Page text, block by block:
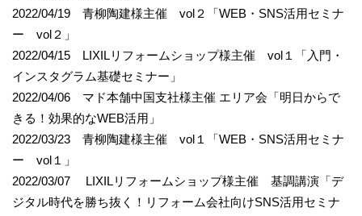
2022/04/19 青柳陶建様主催 vol２「WEB・SNS活用セミナ
ー vol２」
2022/04/15 LIXILリフォームショップ様主催 vol１「入門・
インスタグラム基礎セミナー」
2022/04/06 マド本舗中国支社様主催 エリア会「明日からで
きる！効果的なWEB活用」
2022/03/23 青柳陶建様主催 vol１「WEB・SNS活用セミナ
ー vol１」
2022/03/07 LIXILリフォームショップ様主催 基調講演「デ
ジタル時代を勝ち抜く！リフォーム会社向けSNS活用セミナ